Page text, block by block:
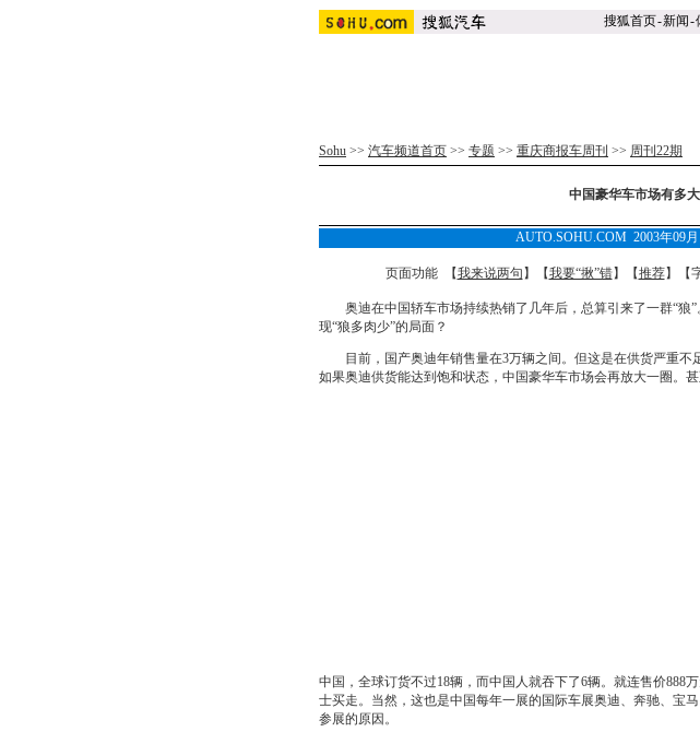
搜狐首页-新闻-
Sohu >> 汽车频道首页 >> 专题 >> 重庆商报车周刊 >> 周刊22期
中国豪华车市场有多
AUTO.SOHU.COM 2003年09
页面功能 【我来说两句 】【我要“揪”错】【推荐】【
奥迪在中国轿车市场持续热销了几年后，总算引来了一群“狼”
现“狼多肉少”的局面？
目前，国产奥迪年销售量在3万辆之间。但这是在供货严重不
如果奥迪供货能达到饱和状态，中国豪华车市场会再放大一圈。
中国，全球订货不过18辆，而中国人就吞下了6辆。就连售价888
士买走。当然，这也是中国每年一展的国际车展奥迪、奔驰、宝
参展的原因。